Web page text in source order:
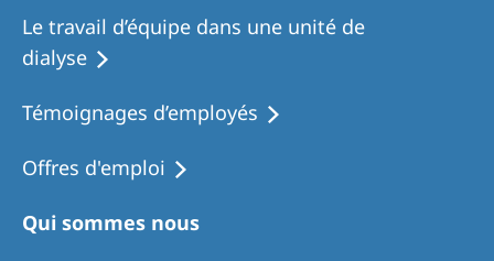
Le travail d’équipe dans une unité de
dialyse
Témoignages d’employés
Offres d'emploi
Qui sommes nous